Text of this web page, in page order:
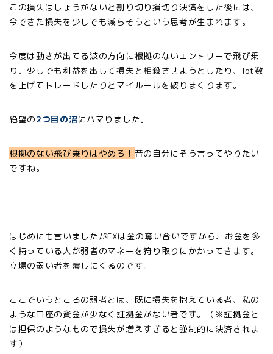
この損失はしょうがないと割り切り損切り決済をした後には、
今できた損失を少しでも減らそうという思考が生まれます。
今度は動きが出てる波の方向に根拠のないエントリーで飛び乗
り、少しでも利益を出して損失と相殺させようとしたり、lot数
を上げてトレードしたりとマイルールを破りまくります。
絶望の2つ目の沼にハマりました。
根拠のない飛び乗りはやめろ！ 昔の自分にそう言ってやりたい
ですね。
はじめにも言いましたがFXは金の奪い合いですから、お金を多
く持っている人が弱者のマネーを狩り取りにかかってきます。
立場の弱い者を潰しにくるのです。
ここでいうところの弱者とは、既に損失を抱えている者、私の
ような口座の資金が少なく証拠金がない者です。（※証拠金と
は担保のようなもので損失が増えすぎると強制的に決済されま
す）